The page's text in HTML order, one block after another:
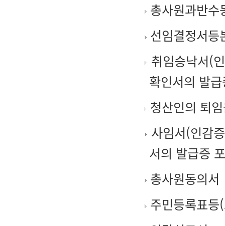
총사원과반수
선임결정서
취임승낙서(
확인서의 발
청산인의 퇴
사임서(인감
서의 발급증
총사원동의서
주민등록표등